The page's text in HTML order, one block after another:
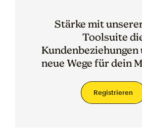
Stärke mit
Toolsuite
Kundenbeziehungen
neue Wege für dein
Registrieren